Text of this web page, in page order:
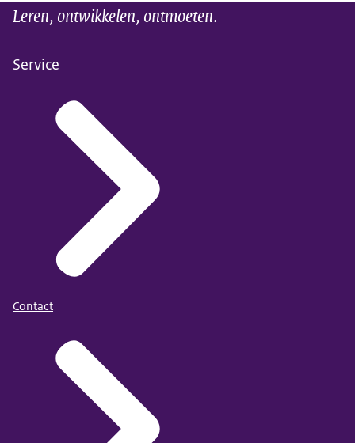
Leren, ontwikkelen, ontmoeten.
Service
Contact